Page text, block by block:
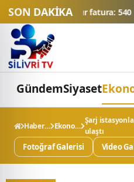
SON DAKİKA
6 araç trafikten men edildi
GündemSiyaset
Haberler Ekonomi
Şarj
ulaştı
Fotoğraf Galerisi Video